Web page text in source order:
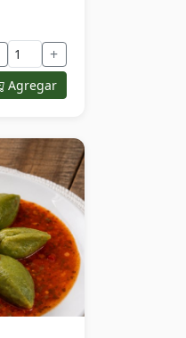
+
Agregar